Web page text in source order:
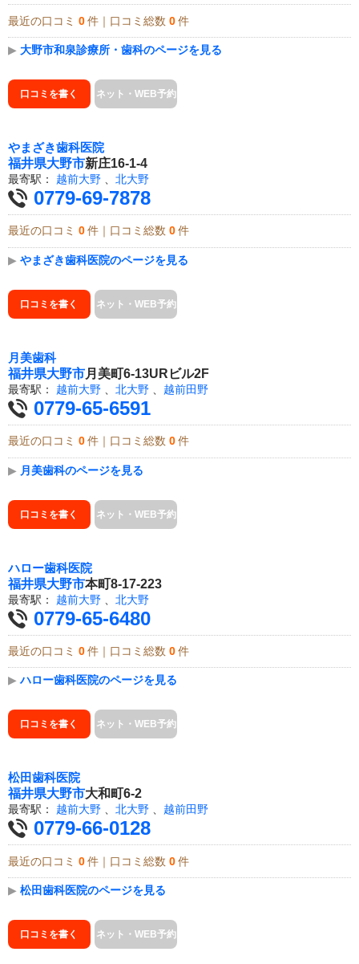
最近の口コミ 0 件｜口コミ総数 0 件
▶ 大野市和泉診療所・歯科のページを見る
口コミを書く ネット・WEB予約
やまざき歯科医院
福井県大野市新庄16-1-4
最寄駅： 越前大野 北大野
0779-69-7878
最近の口コミ 0 件｜口コミ総数 0 件
▶ やまざき歯科医院のページを見る
口コミを書く ネット・WEB予約
月美歯科
福井県大野市月美町6-13URビル2F
最寄駅： 越前大野 北大野 越前田野
0779-65-6591
最近の口コミ 0 件｜口コミ総数 0 件
▶ 月美歯科のページを見る
口コミを書く ネット・WEB予約
ハロー歯科医院
福井県大野市本町8-17-223
最寄駅： 越前大野 北大野
0779-65-6480
最近の口コミ 0 件｜口コミ総数 0 件
▶ ハロー歯科医院のページを見る
口コミを書く ネット・WEB予約
松田歯科医院
福井県大野市大和町6-2
最寄駅： 越前大野 、 北大野 、 越前田野
0779-66-0128
最近の口コミ 0 件｜口コミ総数 0 件
▶ 松田歯科医院のページを見る
口コミを書く ネット・WEB予約